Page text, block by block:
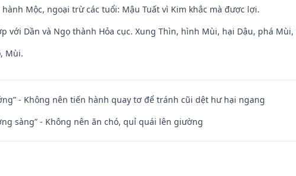
Mộc, ngoại trừ các tuổi: Mậu Tuất vì Kim khắc mà được lợi.
với Dần và Ngọ thành Hỏa cục. Xung Thìn, hình Mùi, hại Dậu, phá
Mùi.
- Không nên tiến hành quay tơ để tránh cũi dệt hư hại ngang
sàng” - Không nên ăn chó, quỉ quái lên giường